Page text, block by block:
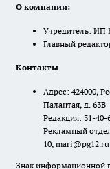
О компании:
Учредитель: ИП
Главный
Контакты
Адрес: 424000,
Палантая, д. 63В
Редакция: 31-
Рекламный
10, mari@pg12.ru
Знак информационной